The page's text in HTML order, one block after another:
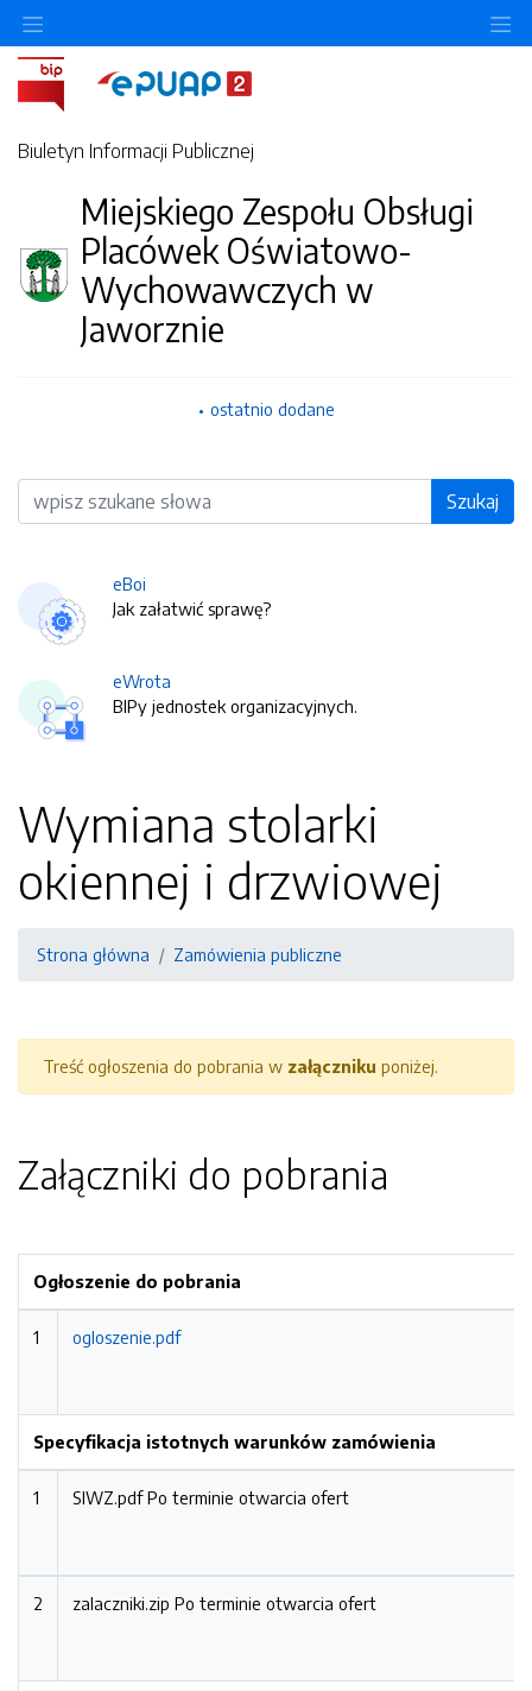
Biuletyn Informacji Publicznej
Miejskiego Zespołu Obsługi
Placówek Oświatowo-
Wychowawczych w
Jaworznie
ostatnio dodane
Wyszukiwarka Szukaj
eBoi
Jak załatwić sprawę?
eWrota
BIPy jednostek organizacyjnych.
Wymiana stolarki
okiennej i drzwiowej
Strona główna Zamówienia publiczne
Treść ogłoszenia do pobrania w załączniku poniżej.
Załączniki do pobrania
Ogłoszenie do pobrania
1 ogloszenie.pdf
Specyfikacja istotnych warunków zamówienia
1 SIWZ.pdfPo terminie otwarcia ofert
2 zalaczniki.zip Po terminie otwarcia ofert